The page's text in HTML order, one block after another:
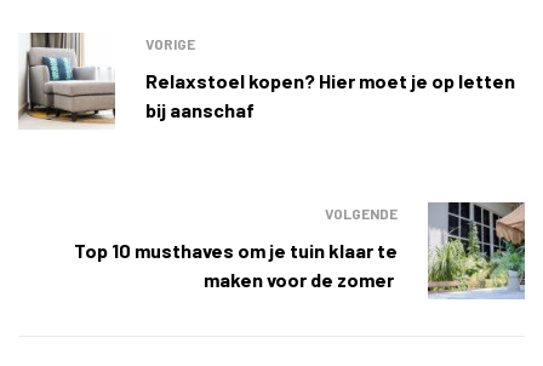
VORIGE
Relaxstoel kopen? Hier moet je op letten
bij aanschaf
VOLGENDE
Top 10 musthaves om je tuin klaar te
maken voor de zomer